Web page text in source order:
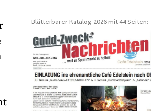
Blätterbarer Katalog 2026 mit 44 Seiten: